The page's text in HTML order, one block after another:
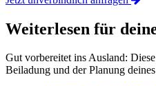
Top Suchbegriffe
Jobcenter Umzug Formular
Umzugshelfer Berlin
Umzugsunternehmen Berlin